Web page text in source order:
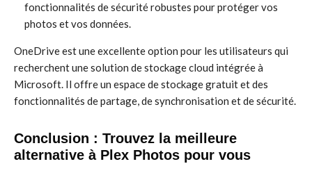
fonctionnalités de sécurité robustes pour protéger vos
photos et vos données.
OneDrive est une excellente option pour les utilisateurs qui
recherchent une solution de stockage cloud intégrée à
Microsoft. Il offre un espace de stockage gratuit et des
fonctionnalités de partage, de synchronisation et de sécurité.
Conclusion : Trouvez la meilleure
alternative à Plex Photos pour vous